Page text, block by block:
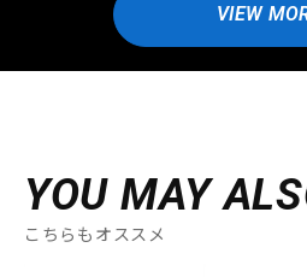
VIEW
YOU MAY
こちらもオススメ